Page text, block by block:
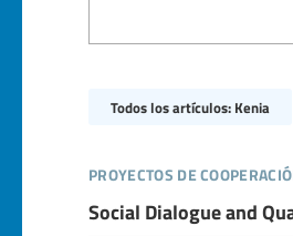
Todos los artículos: Kenia
proyectos de
Social Dialogue and